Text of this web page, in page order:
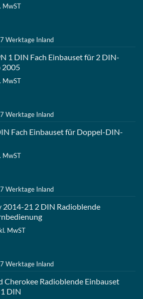
MwST
Werktage Inland
1 DIN Fach Einbauset für 2 DIN-
2005
MwST
Werktage Inland
Fach Einbauset für Doppel-DIN-
MwST
Werktage Inland
2014-21 2 DIN Radioblende
MwST
Werktage Inland
Cherokee Radioblende Einbauset
DIN